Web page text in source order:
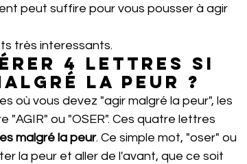
peut suffire pour vous pousser à agir
très interessants.
4 lettres si
la peur ?
où vous devez "agir malgré la peur", les
ou "OSER". Ces quatre lettres
malgré la peur. Ce simple mot, "oser" ou
la peur et aller de l'avant, que ce soit